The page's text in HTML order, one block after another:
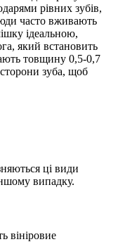
рівних зубів,
часто вживають
ідеальною,
який встановить
товщину 0,5-0,7
зуба, щоб
ці види
випадку.
вініровие